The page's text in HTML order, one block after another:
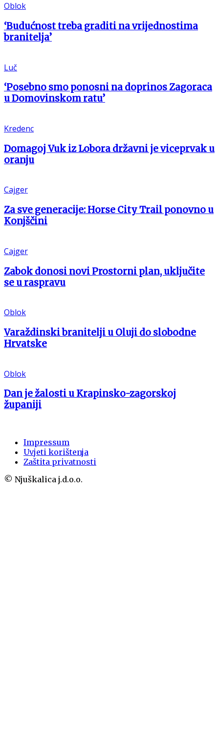
Oblok
‘Budućnost treba graditi na vrijednostima
branitelja’
Luč
‘Posebno smo ponosni na doprinos Zagoraca
u Domovinskom ratu’
Kredenc
Domagoj Vuk iz Lobora državni je viceprvak u
oranju
Cajger
Za sve generacije: Horse City Trail ponovno u
Konjščini
Cajger
Zabok donosi novi Prostorni plan, uključite
se u raspravu
Oblok
Varaždinski branitelji u Oluji do slobodne
Hrvatske
Oblok
Dan je žalosti u Krapinsko-zagorskoj
županiji
Impressum
Uvjeti korištenja
Zaštita privatnosti
© Njuškalica j.d.o.o.